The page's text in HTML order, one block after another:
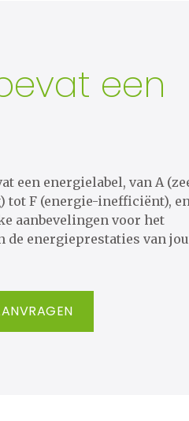
een
een energielabel, van A
tot F (energie-inefficiënt),
aanbevelingen voor het
de energieprestaties van